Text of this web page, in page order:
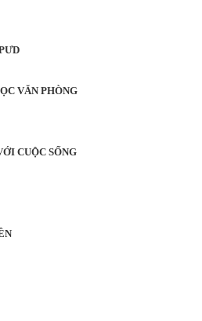
VĂN PHÒNG
CUỘC SỐNG